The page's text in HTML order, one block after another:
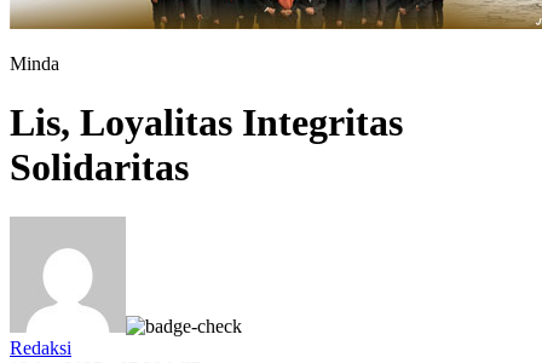
Minda
Lis, Loyalitas Integritas
Solidaritas
Redaksi